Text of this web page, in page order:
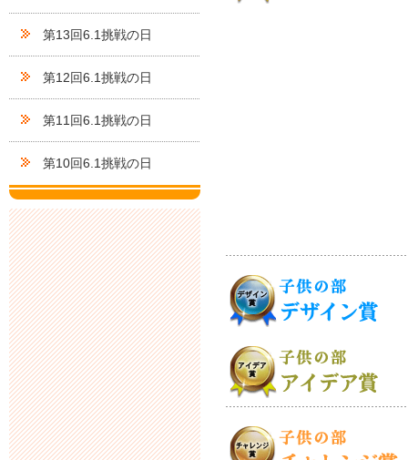
第13回6.1挑戦の日
第12回6.1挑戦の日
第11回6.1挑戦の日
第10回6.1挑戦の日